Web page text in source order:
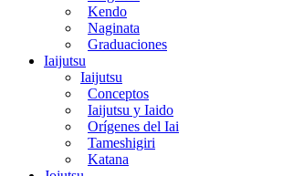
Kendo
Naginata
Graduaciones
Iaijutsu
Iaijutsu
Conceptos
Iaijutsu y Iaido
Orígenes del Iai
Tameshigiri
Katana